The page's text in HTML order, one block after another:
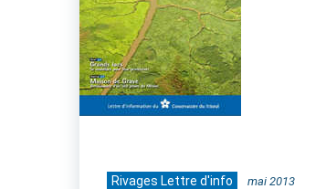
Rivages Lettre d'info mai 2013